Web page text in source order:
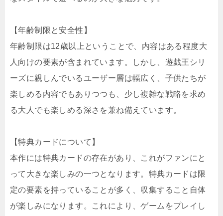
【年齢制限と安全性】
年齢制限は12歳以上ということで、内容はある程度大
人向けの要素が含まれています。しかし、遊戯王シリ
ーズに親しんでいるユーザー層は幅広く、子供たちが
楽しめる内容でもありつつも、少し複雑な戦略を求め
る大人でも楽しめる深さを兼ね備えています。
【特典カードについて】
本作には特典カードの存在があり、これがファンにと
って大きな楽しみの一つとなります。特典カードは限
定の要素を持っていることが多く、収集すること自体
が楽しみになります。これにより、ゲームをプレイし